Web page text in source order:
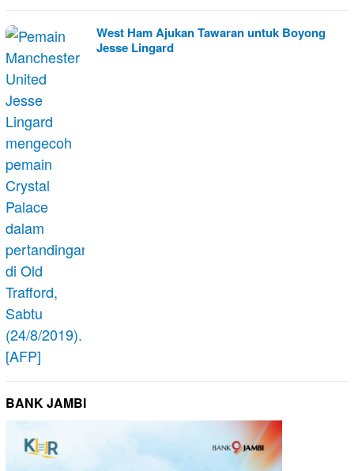
West Ham Ajukan Tawaran untuk Boyong
Jesse Lingard
BANK JAMBI